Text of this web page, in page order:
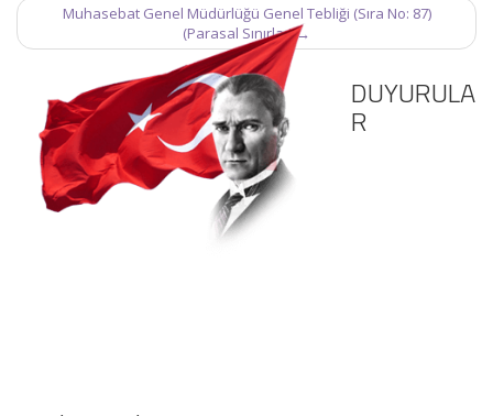
Muhasebat Genel Müdürlüğü Genel Tebliği (Sıra No: 87)
(Parasal Sınırlar)→
DUYURULA
R